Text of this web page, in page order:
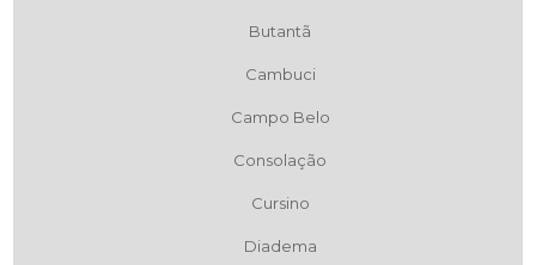
Butantã
Cambuci
Campo Belo
Consolação
Cursino
Diadema